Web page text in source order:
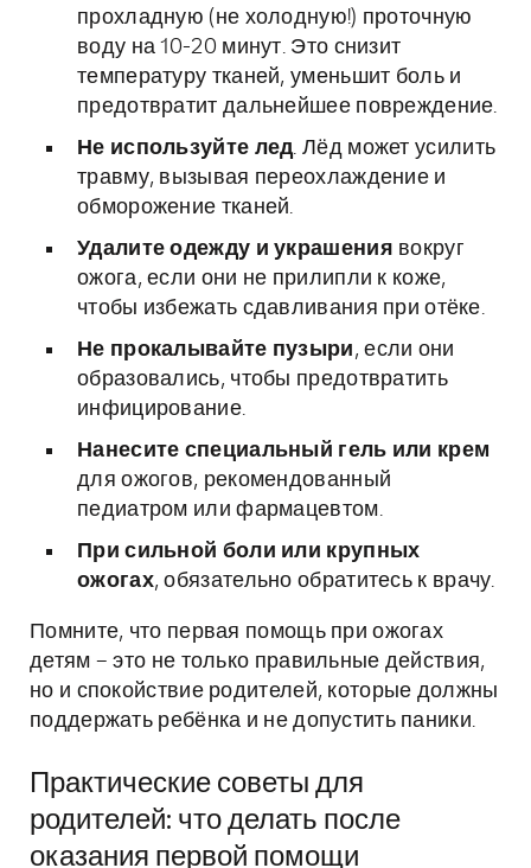
прохладную (не холодную!) проточную
воду на 10-20 минут. Это снизит
температуру тканей, уменьшит боль и
предотвратит дальнейшее повреждение.
Не используйте лед. Лёд может усилить
травму, вызывая переохлаждение и
обморожение тканей.
Удалите одежду и украшения вокруг
ожога, если они не прилипли к коже,
чтобы избежать сдавливания при отёке.
Не прокалывайте пузыри, если они
образовались, чтобы предотвратить
инфицирование.
Нанесите специальный гель или крем
для ожогов, рекомендованный
педиатром или фармацевтом.
При сильной боли или крупных
ожогах, обязательно обратитесь к врачу.
Помните, что первая помощь при ожогах
детям – это не только правильные действия,
но и спокойствие родителей, которые должны
поддержать ребёнка и не допустить паники.
Практические советы для
родителей: что делать после
оказания первой помощи